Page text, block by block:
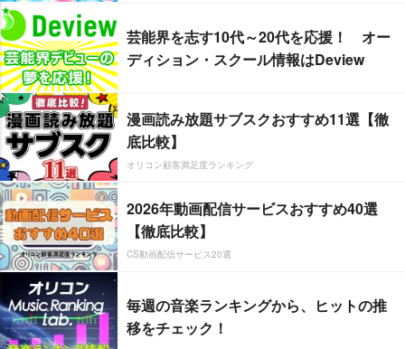
芸能界を志す10代～20代を応援！ オー
ディション・スクール情報はDeview
漫画読み放題サブスクおすすめ11選【徹
底比較】
オリコン顧客満足度ランキング
2026年動画配信サービスおすすめ40選
【徹底比較】
CS動画配信サービス20選
毎週の音楽ランキングから、ヒットの推
移をチェック！